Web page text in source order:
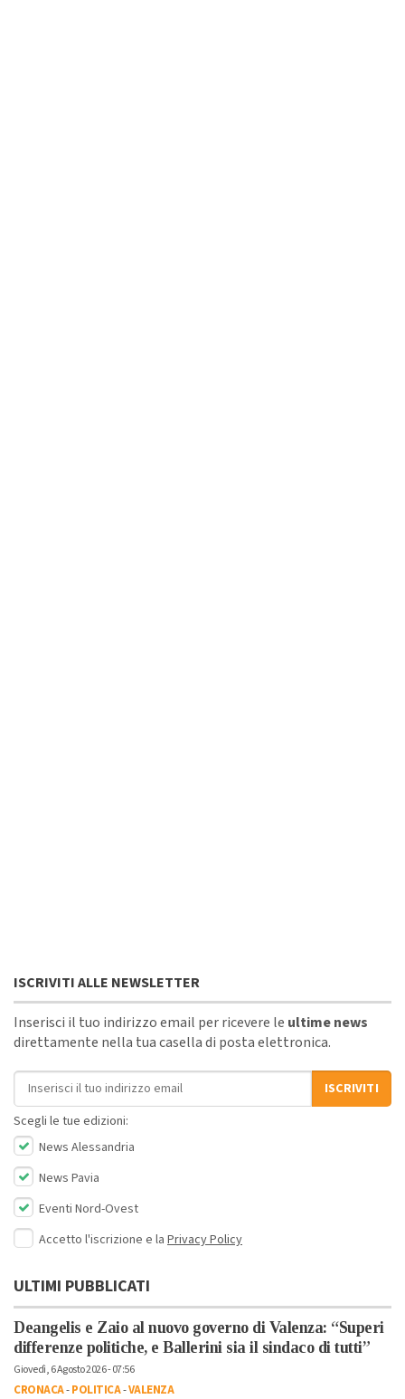
ISCRIVITI ALLE NEWSLETTER
Inserisci il tuo indirizzo email per ricevere le ultime news
direttamente nella tua casella di posta elettronica.
Indirizzo email
ISCRIVITI
Scegli le tue edizioni:
News Alessandria
News Pavia
Eventi Nord-Ovest
Accetto l'iscrizione e la Privacy Policy
ULTIMI PUBBLICATI
Deangelis e Zaio al nuovo governo di Valenza: “Superi
differenze politiche, e Ballerini sia il sindaco di tutti”
Giovedì, 6 Agosto 2026 - 07:56
CRONACA-POLITICA-VALENZA